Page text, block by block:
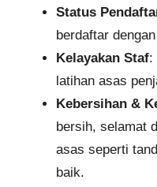
Status
berdaftar
Kelayakan Staf:
latihan asas
Kebersihan &
bersih, selamat
asas seperti
baik.